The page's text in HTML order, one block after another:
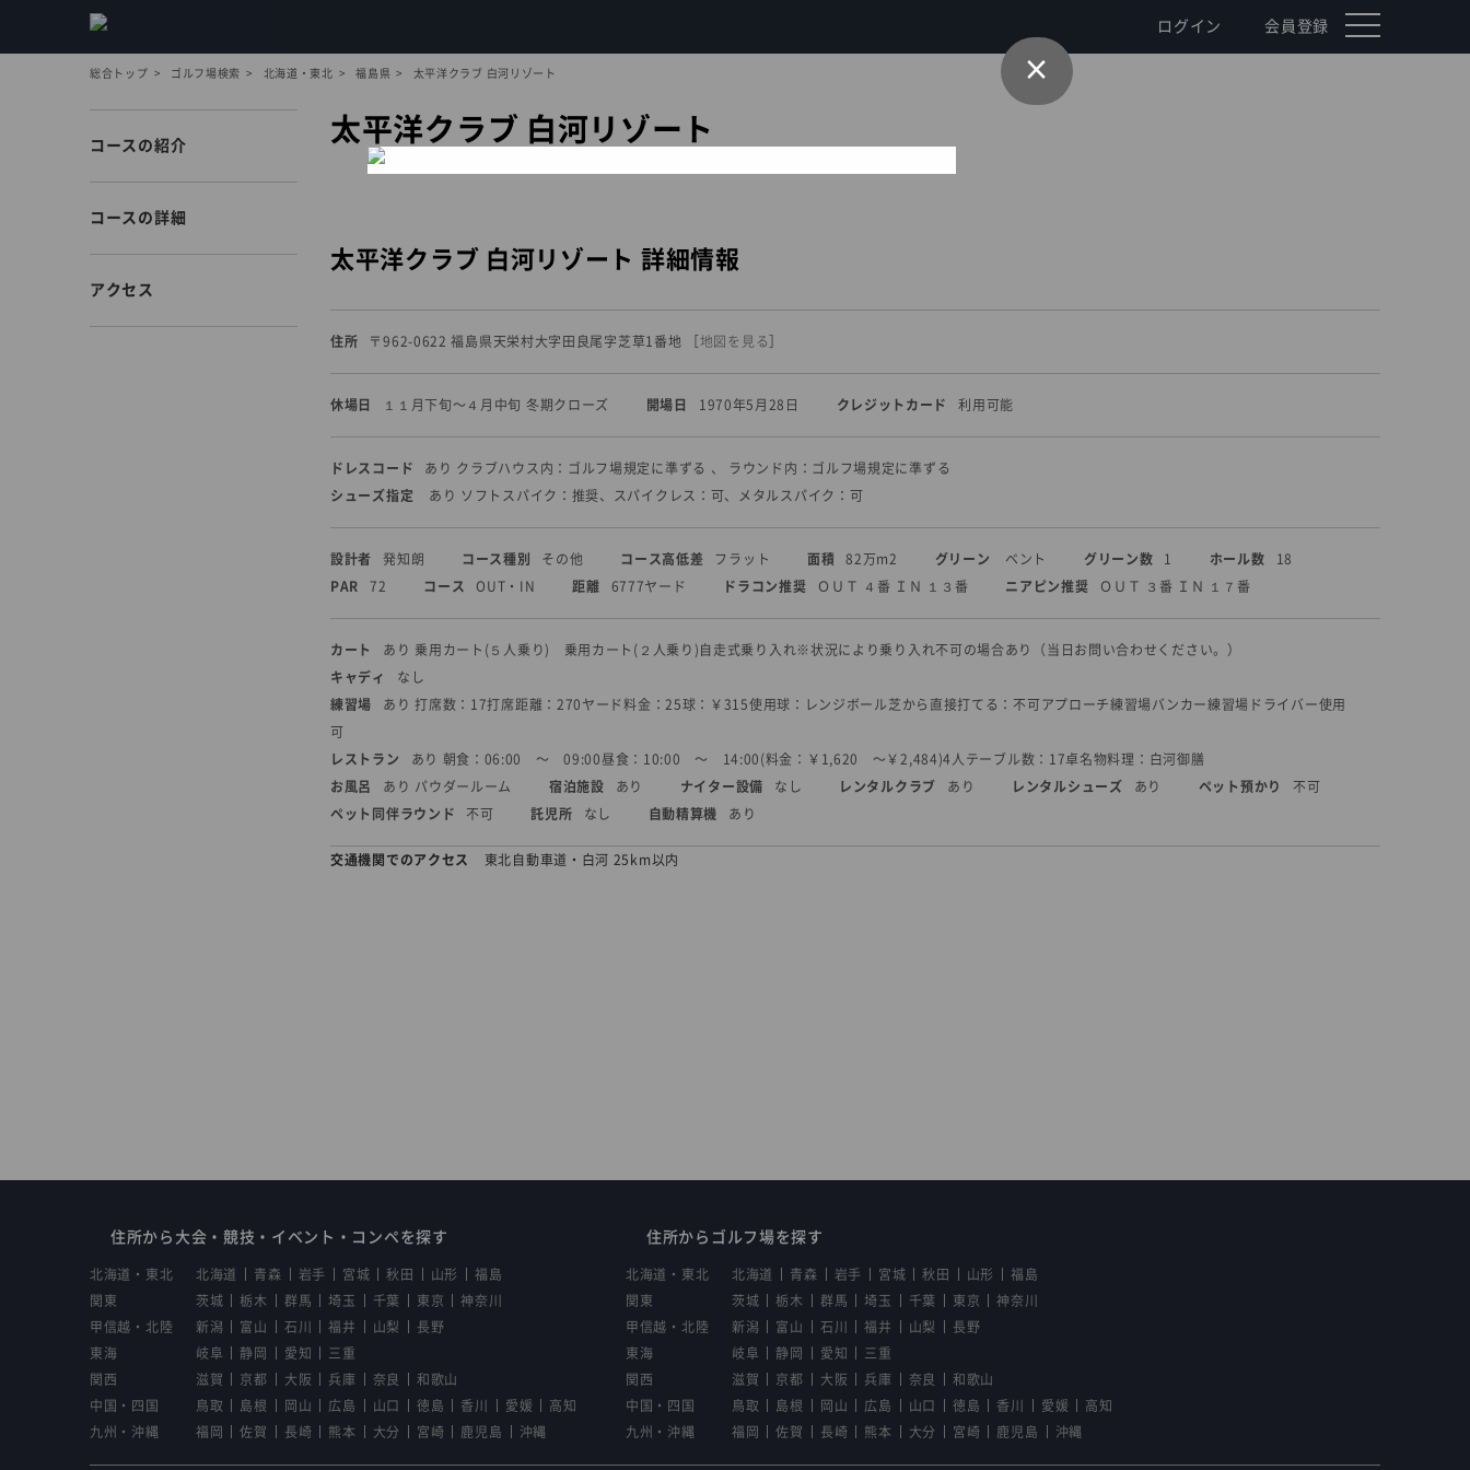
ログイン 会員登録
toggle
×
総合トップ ゴルフ場検索 北海道・東北 福島県 太平洋クラブ 白河リゾート
太平洋クラブ 白河リゾート
太平洋クラブ 白河リゾート 詳細情報
住所 〒962-0622 福島県天栄村大字田良尾字芝草1番地 地図を見る
休場日 １１月下旬〜４月中旬 冬期クローズ 開場日 1970年5月28日 クレジットカード 利用可能
ドレスコード あり クラブハウス内：ゴルフ場規定に準ずる 、 ラウンド内：ゴルフ場規定に準ずる
シューズ指定 あり ソフトスパイク：推奨、スパイクレス：可、メタルスパイク：可
設計者 発知朗 コース種別 その他 コース高低差 フラット 面積 82万m2 グリーン ベント グリーン数 1 ホール数 18
PAR 72 コース OUT・IN 距離 6777ヤード ドラコン推奨 ＯＵＴ ４番 ＩＮ １３番 ニアピン推奨 ＯＵＴ ３番 ＩＮ １７番
カート あり 乗用カート(５人乗り) 乗用カート(２人乗り) 自走式乗り入れ ※状況により乗り入れ不可の場合あり（当日お問い合わせください。）
キャディ なし
練習場 あり 打席数：17打席距離：270ヤード料金：25球：￥315使用球：レンジボール 芝から直接打てる：不可アプローチ練習場 バンカー練習場 ドライバー使用
可
レストラン あり 朝食：06:00 〜 09:00昼食：10:00 〜 14:00(料金：￥1,620 〜￥2,484)4人テーブル数：17卓名物料理：白河御膳
お風呂 あり パウダールーム 宿泊施設 あり ナイター設備 なし レンタルクラブ あり レンタルシューズ あり ペット預かり 不可
ペット同伴ラウンド 不可 託児所 なし 自動精算機 あり
交通機関でのアクセス 東北自動車道・白河 25km以内
コースの紹介
コースの詳細
アクセス
住所から大会・競技・イベント・コンペを探す
北海道・東北 北海道 青森 岩手 宮城 秋田 山形
福島
関東
茨城 栃木 群馬 埼玉 千葉 東京
神奈川
甲信越・北陸
新潟 富山 石川 福井 山梨
長野
東海
岐阜 静岡 愛知
三重
関西
滋賀 京都 大阪 兵庫 奈良
和歌山
中国・四国
鳥取 島根 岡山 広島 山口 徳島 香川 愛媛
高知
九州・沖縄
福岡 佐賀 長崎 熊本 大分 宮崎 鹿児島 沖縄
住所からゴルフ場を探す
北海道・東北 北海道 青森 岩手 宮城 秋田 山形
福島
関東
茨城 栃木 群馬 埼玉 千葉 東京
神奈川
甲信越・北陸
新潟 富山 石川 福井 山梨
長野
東海
岐阜 静岡 愛知
三重
関西
滋賀 京都 大阪 兵庫 奈良
和歌山
中国・四国
鳥取 島根 岡山 広島 山口 徳島 香川 愛媛
高知
九州・沖縄
福岡 佐賀 長崎 熊本 大分 宮崎 鹿児島 沖縄